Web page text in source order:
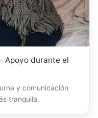
Apoyo durante el
y comunicación
tranquila.